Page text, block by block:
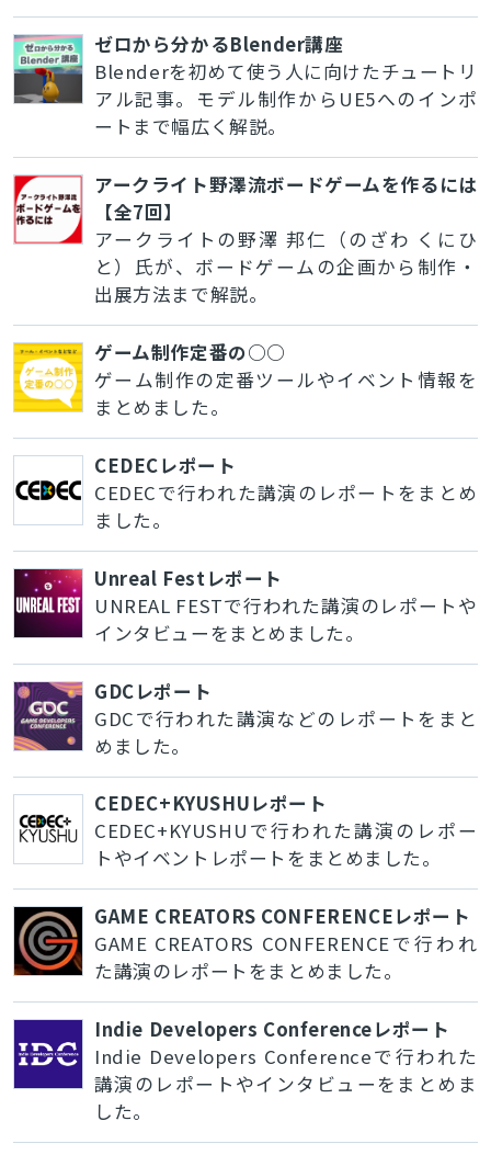
ゼロから分かるBlender講座
Blenderを初めて使う人に向けたチュートリ
アル記事。モデル制作からUE5へのインポ
ートまで幅広く解説。
アークライト野澤流ボードゲームを作るには
【全7回】
アークライトの野澤 邦仁（のざわ くにひ
と）氏が、ボードゲームの企画から制作・
出展方法まで解説。
ゲーム制作定番の○○
ゲーム制作の定番ツールやイベント情報を
まとめました。
CEDECレポート
CEDECで行われた講演のレポートをまとめ
ました。
Unreal Festレポート
UNREAL FESTで行われた講演のレポートや
インタビューをまとめました。
GDCレポート
GDCで行われた講演などのレポートをまと
めました。
CEDEC+KYUSHUレポート
CEDEC+KYUSHUで行われた講演のレポー
トやイベントレポートをまとめました。
GAME CREATORS CONFERENCEレポート
GAME CREATORS CONFERENCEで行われ
た講演のレポートをまとめました。
Indie Developers Conferenceレポート
Indie Developers Conferenceで行われた
講演のレポートやインタビューをまとめま
した。